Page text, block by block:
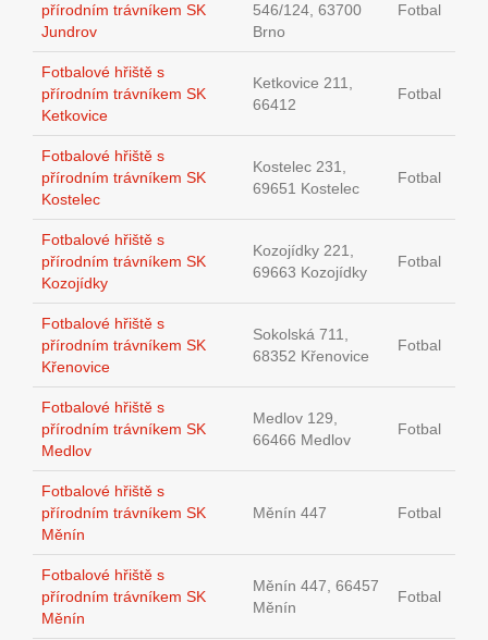
přírodním trávníkem SK
Jundrov
546/124, 63700
Brno
Fotbal
Fotbalové hřiště s
přírodním trávníkem SK
Ketkovice
Ketkovice 211,
66412
Fotbal
Fotbalové hřiště s
přírodním trávníkem SK
Kostelec
Kostelec 231,
69651 Kostelec
Fotbal
Fotbalové hřiště s
přírodním trávníkem SK
Kozojídky
Kozojídky 221,
69663 Kozojídky
Fotbal
Fotbalové hřiště s
přírodním trávníkem SK
Křenovice
Sokolská 711,
68352 Křenovice
Fotbal
Fotbalové hřiště s
přírodním trávníkem SK
Medlov
Medlov 129,
66466 Medlov
Fotbal
Fotbalové hřiště s
přírodním trávníkem SK
Měnín
Měnín 447 Fotbal
Fotbalové hřiště s
přírodním trávníkem SK
Měnín
Měnín 447, 66457
Měnín
Fotbal